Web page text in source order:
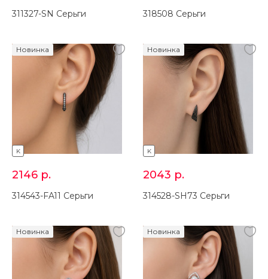
311327-SN Серьги 318508 Серьги
K
Новинка
2146 р.
314543-FA11 Серьги
K
Новинка
2043 р.
314528-SH73 Серьги
Новинка Новинка